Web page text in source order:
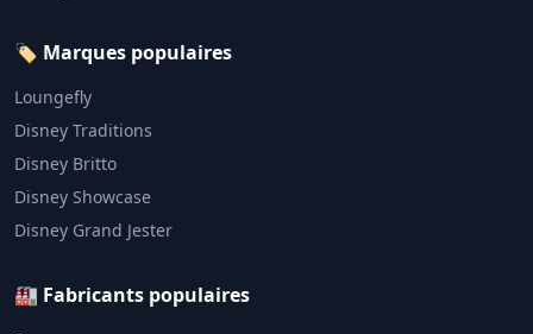
🏷️ Marques populaires
Loungefly
Disney Traditions
Disney Britto
Disney Showcase
Disney Grand Jester
🏭 Fabricants populaires